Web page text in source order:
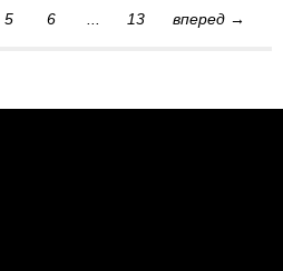
5 6 13 вперед →